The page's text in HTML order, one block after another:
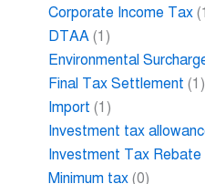
Corporate Income Tax
DTAA (1)
Environmental
Final Tax Settlement (1)
Import (1)
Investment tax
Investment Tax Rebate
Minimum tax (0)